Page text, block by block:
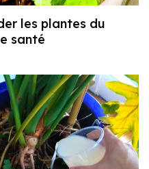
les plantes du
santé